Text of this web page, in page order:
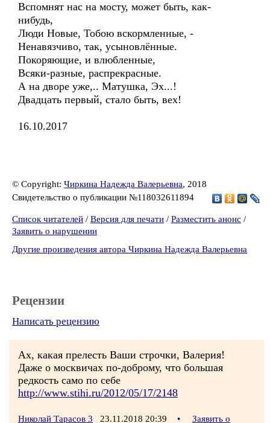
Вспомнят нас на мосту, может быть, как-
нибудь,
Люди Новые, Тобою вскормленные, -
Ненавязчиво, так, усыновлённые.
Покоряющие, и влюбленные,
Всяки-разные, распрекрасные.
А на дворе уже,.. Матушка, Эх...!
Двадцать первый, стало быть, вех!
16.10.2017
© Copyright: Чиркина Надежда Валерьевна, 2018
Свидетельство о публикации №118032611894
Список читателей / Версия для печати / Разместить анонс /
Заявить о нарушении
Другие произведения автора Чиркина Надежда Валерьевна
Рецензии
Написать рецензию
Ах, какая прелесть Ваши строчки, Валерия!
Даже о москвичах по-доброму, что большая
редкость само по себе
http://www.stihi.ru/2012/05/17/2148
Николай Тарасов 3 23.11.2018 20:39 •
Заявить о